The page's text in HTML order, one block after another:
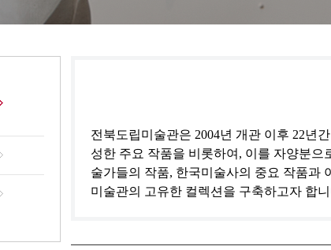
전북도립미술관은 2004년 개관 이후 22년
성한 주요 작품을 비롯하여, 이를 자양분으
술가들의 작품, 한국미술사의 중요 작품과
미술관의 고유한 컬렉션을 구축하고자 합